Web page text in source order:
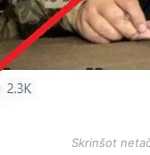
Skrinšot